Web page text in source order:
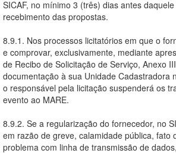
SICAF, no mínimo 3 (três) dias antes
recebimento das propostas.
8.9.1. Nos processos licitatórios em que o
e comprovar, exclusivamente, mediante
de Recibo de Solicitação de Serviço, Anexo
documentação à sua Unidade Cadastradora
o responsável pela licitação suspenderá os
evento ao MARE.
8.9.2. Se a regularização do fornecedor, no
em razão de greve, calamidade pública, fato
problema com linha de transmissão de